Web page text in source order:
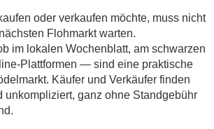
oder verkaufen möchte, muss nicht
Flohmarkt warten.
im lokalen Wochenblatt, am schwarzen
Plattformen — sind eine praktische
Käufer und Verkäufer finden
unkompliziert, ganz ohne Standgebühr